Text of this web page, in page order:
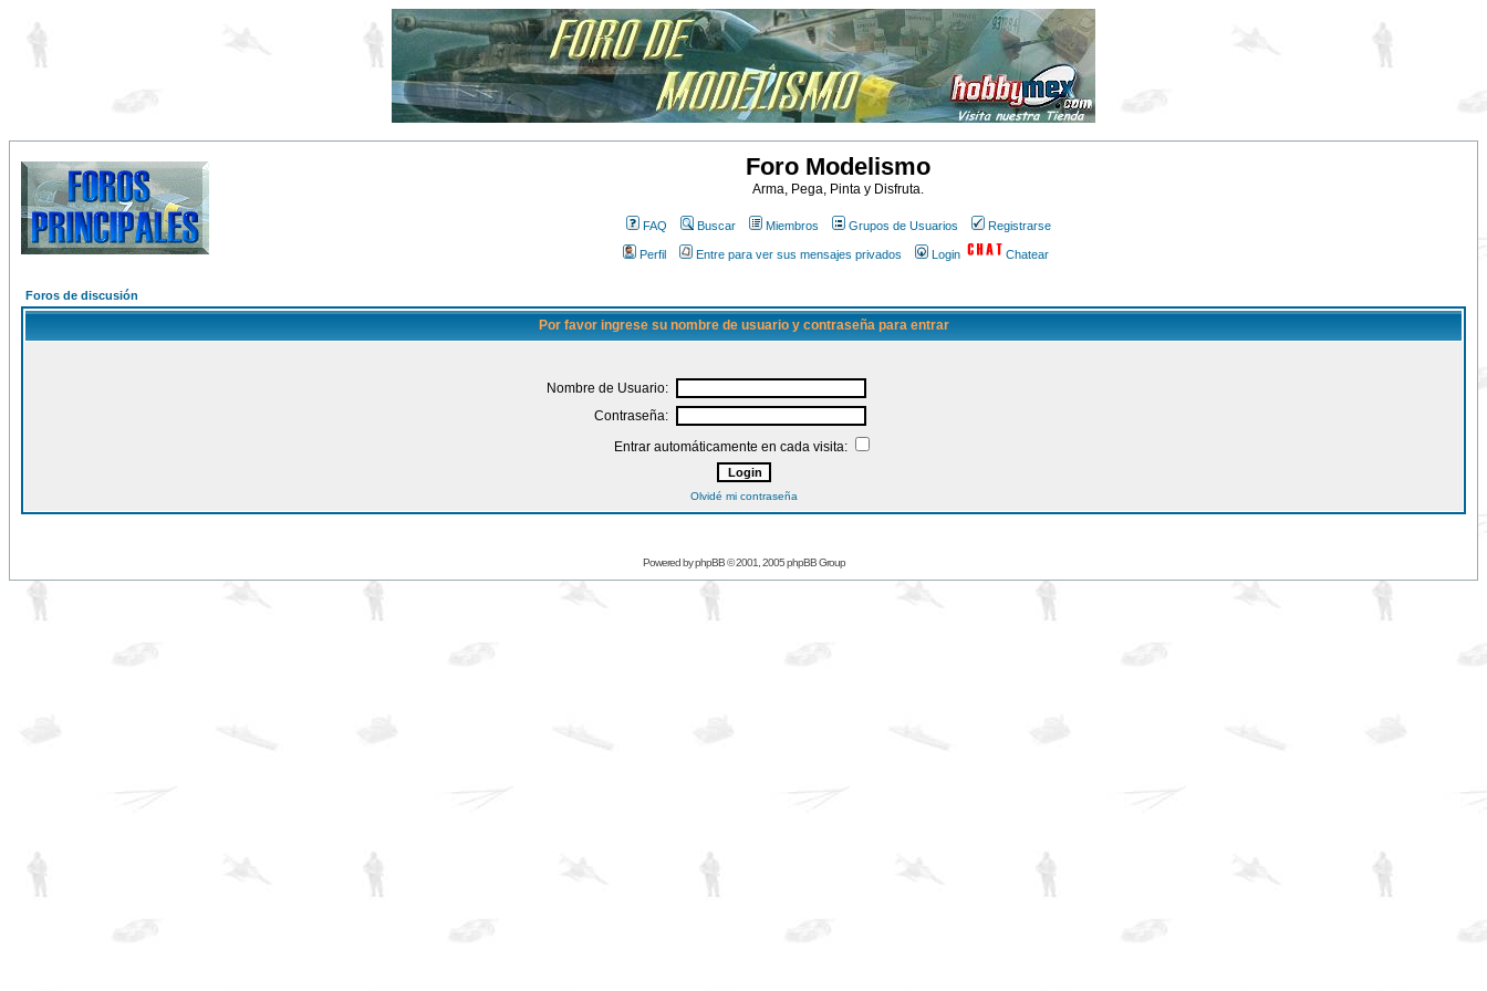
Foro Modelismo
Arma, Pega, Pinta y Disfruta.
FAQ Buscar Miembros Grupos de Usuarios Registrarse
Perfil Entre para ver sus mensajes privados Login Chatear
Foros de discusión
Por favor ingrese su nombre de usuario y contraseña para entrar
Nombre de Usuario:
Contraseña:
Entrar automáticamente en cada visita:
Olvidé mi contraseña
Powered byphpBB© 2001, 2005 phpBB Group